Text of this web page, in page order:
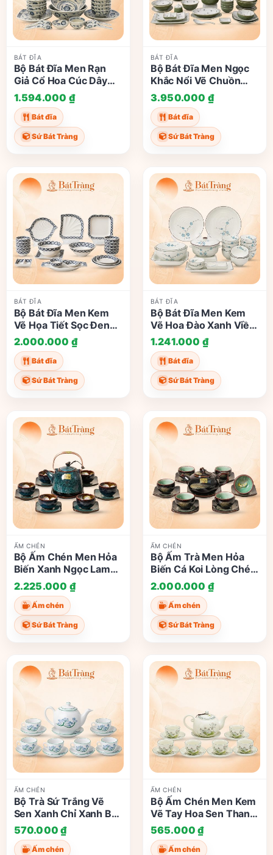
BÁT ĐĨA
Bộ Bát Đĩa Men Rạn
Giả Cổ Hoa Cúc Dây
Xanh Lam Bát Tràng
ST-BD04
1.594.000 ₫
Bát đĩa
Sứ Bát Tràng
BÁT ĐĨA
Bộ Bát Đĩa Men Ngọc
Khắc Nổi Vẽ Chuồn
Chuồn Trúc Bát Tràng
ST-BD03
3.950.000 ₫
Bát đĩa
Sứ Bát Tràng
BÁT ĐĨA
Bộ Bát Đĩa Men Kem
Vẽ Họa Tiết Sọc Đen
Trắng Hoa Chanh Bát
Tràng ST-BD02
2.000.000 ₫
Bát đĩa
Sứ Bát Tràng
BÁT ĐĨA
Bộ Bát Đĩa Men Kem
Vẽ Hoa Đào Xanh Viền
Nâu Gốm Sứ Bát Tràng
ST-BD01
1.241.000 ₫
Bát đĩa
Sứ Bát Tràng
ẤM CHÉN
Bộ Ấm Chén Men Hỏa
Biến Xanh Ngọc Lam
Quai Đồng Bát Tràng
ST-AC04
2.225.000 ₫
Ấm chén
Sứ Bát Tràng
ẤM CHÉN
Bộ Ấm Trà Men Hỏa
Biến Cá Koi Lòng Chén
Nghệ Nhân Tô Thanh
Sơn ST-AC03
2.000.000 ₫
Ấm chén
Sứ Bát Tràng
ẤM CHÉN
Bộ Trà Sứ Trắng Vẽ
Sen Xanh Chỉ Xanh Bát
Tràng ST-AC02
570.000₫
Ấm chén
ẤM CHÉN
Bộ Ấm Chén Men Kem
Vẽ Tay Hoa Sen Thanh
Tao Bát Tràng ST-
AC01
565.000₫
Ấm chén